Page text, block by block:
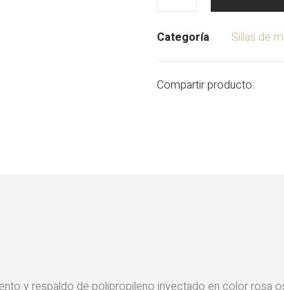
Categoría Sillas de
Compartir producto:
y respaldo de polipropileno inyectado en color rosa